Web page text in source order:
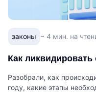
законы ~ 4 мин. на
Как
Разобрали, как
году, какие этапы